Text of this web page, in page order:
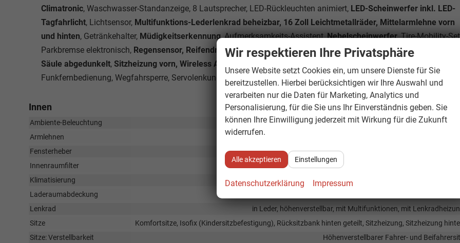
Climatronic, Waschwasser-Standanzeige, 8 Lautsprecher, LED-Rückleuchten animiert, LED-Scheinwerfer inkl. LED-
Tagfahrlicht, Lichtsensor, Multifunktions-Lederlenkrad beheizbar, 16 Zoll Leichtmetallräder, Mittelarmlehne vorn
und hinten, Getränkehalter, Müdigkeitserkennung, Aufmerksamkeits-Assistent,Nebelscheinwerfer, Tire-Mobility-
Parkbremse elektronisch, Regensensor, Reifendruckkontrolle, Rücksitzlehne geteilt umklappbar,Scheiben ab der
Säule abgedunkelt, Sitzheizung vorn, Wireless App-Connect, Verkehrszeichenerkennung
Funkfernbedienung, Wegfahrsperre, Servolenkung, Fußgängererkennung, Notrufsystem eCall, Start-Stopp-Anlage
Innen
Ambiente-Beleuchtung
Armlehnen
Fensterheber
Innenraumfilter
Klimatisierung
Klimaautomatik, 2-Zonen-
Laderaumabdeckung
Lenkrad
in Leder, höhenverstellbar, mit Multifunktionen, mit
Sitze
Komfortsitze, Isofix (Kindersitzbefestigung), Rücksitzbank hinten geteilt, Sitzheizung, Sitzheizung
Sitze: Verstellbarkeit
Höhenverstellbarer Fahrer- und
Wir respektieren Ihre Privatsphäre
Unsere Website setzt Cookies ein, um unsere Dienste für Sie
bereitzustellen. Hierbei berücksichtigen wir Ihre Auswahl und
verarbeiten nur die Daten für Marketing, Analytics und
Personalisierung, für die Sie uns Ihr Einverständnis geben. Sie
können Ihre Einwilligung jederzeit mit Wirkung für die Zukunft
widerrufen.
Alle akzeptieren Einstellungen
Datenschutzerklärung Impressum